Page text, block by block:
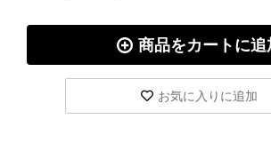
商品をカートに追
お気に入りに追加